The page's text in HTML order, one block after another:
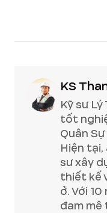
KS
Kỹ sư
tốt
Quân
Hiện
sư xây
thiết kế
ở. Với
đam